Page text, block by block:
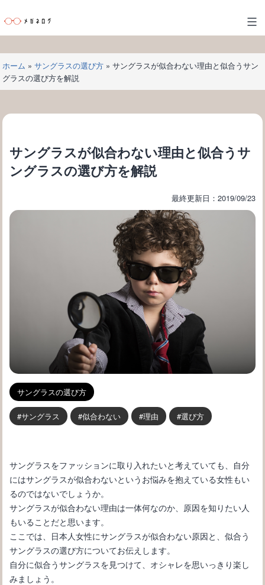
ン
テ
ツ
へ
ス
ッ
メ
ガ
ネ
ロ
グ
ホーム » サングラスの選び方» サングラスが似合わない理由と似合うサン
グラスの選び方を解説
サングラスが似合わない理由と似合うサ
ングラスの選び方を解説
最終更新日：2019/09/23
サングラスの選び方
サングラス 似合わない 理由 選び方
サングラスをファッションに取り入れたいと考えていても、自分
にはサングラスが似合わないというお悩みを抱えている女性もい
るのではないでしょうか。
サングラスが似合わない理由は一体何なのか、原因を知りたい人
もいることだと思います。
ここでは、日本人女性にサングラスが似合わない原因と、似合う
サングラスの選び方についてお伝えします。
自分に似合うサングラスを見つけて、オシャレを思いっきり楽し
みましょう。